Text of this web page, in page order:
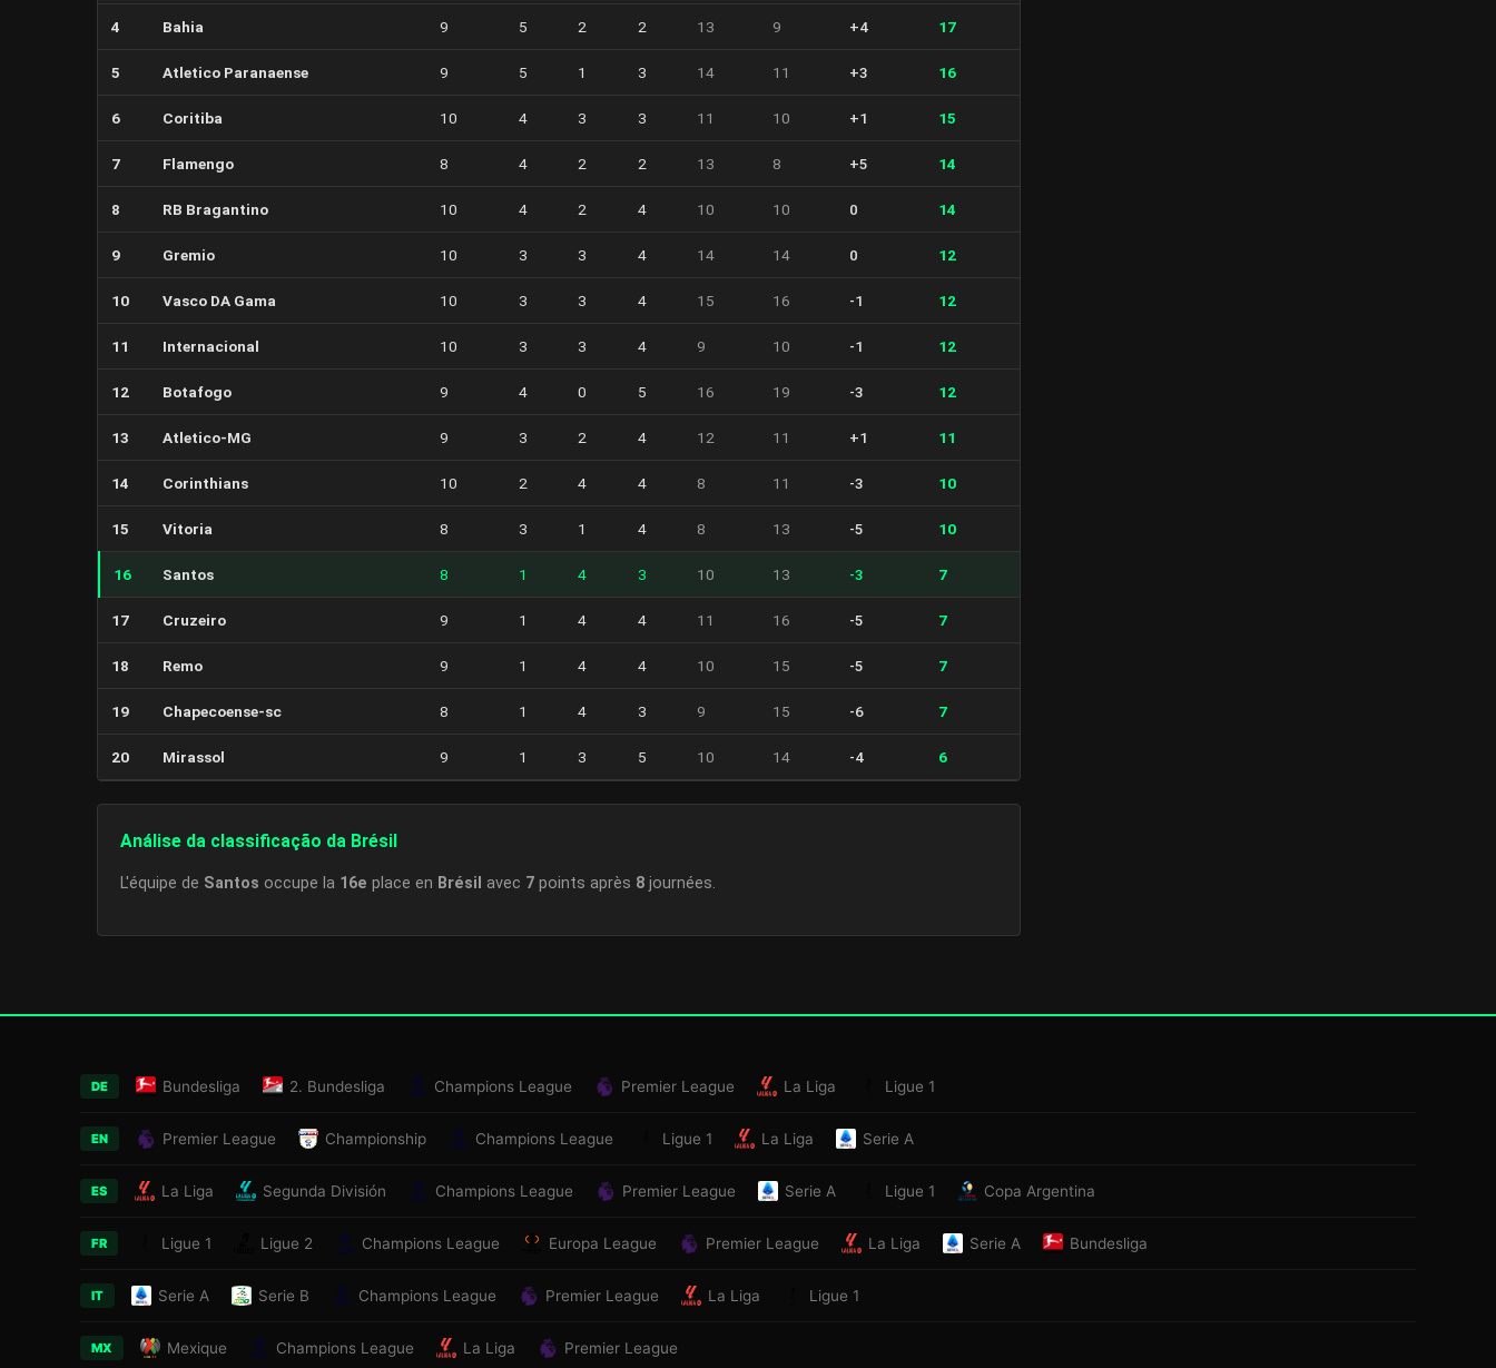
4 Bahia 9 5 2 2 13 9 +4 17
5 Atletico Paranaense 9 5 1 3 14 11 +3 16
6 Coritiba 10 4 3 3 11 10 +1 15
7 Flamengo 8 4 2 2 13 8 +5 14
8 RB Bragantino 10 4 2 4 10 10 0 14
9 Gremio 10 3 3 4 14 14 0 12
10 Vasco DA Gama 10 3 3 4 15 16 -1 12
11 Internacional 10 3 3 4 9 10 -1 12
12 Botafogo 9 4 0 5 16 19 -3 12
13 Atletico-MG 9 3 2 4 12 11 +1 11
14 Corinthians 10 2 4 4 8 11 -3 10
15 Vitoria 8 3 1 4 8 13 -5 10
16 Santos 8 1 4 3 10 13 -3 7
17 Cruzeiro 9 1 4 4 11 16 -5 7
18 Remo 9 1 4 4 10 15 -5 7
19 Chapecoense-sc 8 1 4 3 9 15 -6 7
20 Mirassol 9 1 3 5 10 14 -4 6
Análise da classificação da Brésil
L'équipe de Santos occupe la 16e place en Brésil avec 7 points après 8 journées.
DE Bundesliga 2. Bundesliga Champions League Premier League La Liga Ligue 1
EN Premier League Championship Champions League Ligue 1 La Liga Serie A
ES La Liga Segunda División Champions League Premier League Serie A Ligue 1 Copa Argentina
FR Ligue 1 Ligue 2 Champions League Europa League Premier League La Liga Serie A Bundesliga
IT Serie A Serie B Champions League Premier League La Liga Ligue 1
MX Mexique Champions League La Liga Premier League